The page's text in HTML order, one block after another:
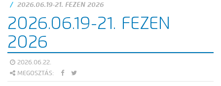
2026.06.19-21. FEZEN 2026
2026.06.19-21. FEZEN
2026
2026.06.22.
MEGOSZTÁS: